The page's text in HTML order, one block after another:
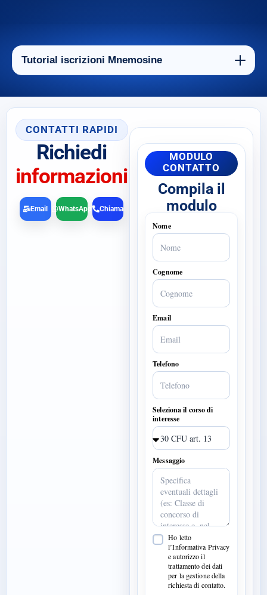
Tutorial iscrizioni Mnemosine
CONTATTI RAPIDI
Richiedi
informazioni
Chiama
Email WhatsApp
MODULO
CONTATTO
Compila il
modulo
Nome
Cognome
Email
Telefono
Seleziona il corso di
interesse
Messaggio
Ho letto
l’Informativa Privacy
e autorizzo il
trattamento dei dati
per la gestione della
richiesta di contatto.